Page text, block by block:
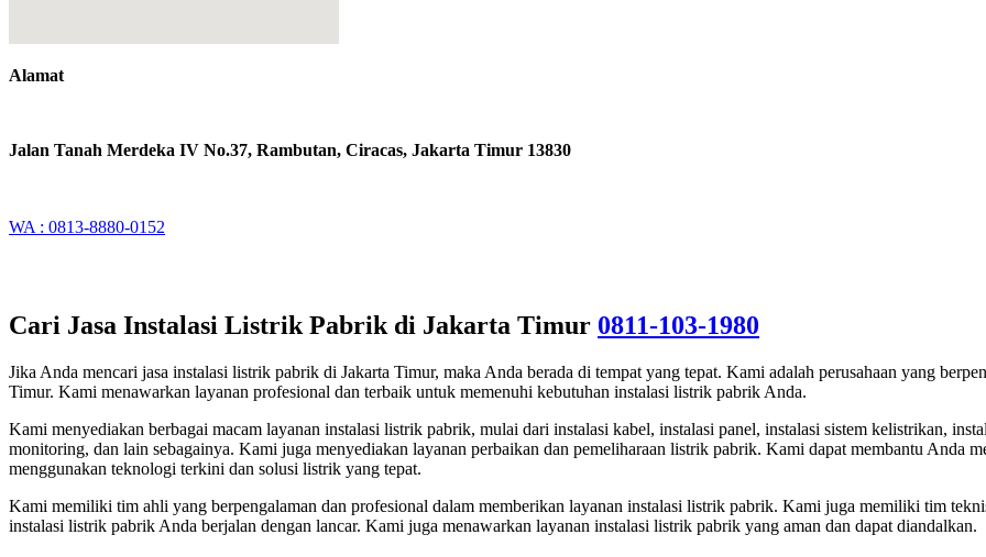
Alamat
Jalan Tanah Merdeka IV No.37, Rambutan, Ciracas, Jakarta Timur 13830
WA : 0813-8880-0152
Cari Jasa Instalasi Listrik Pabrik di Jakarta Timur 0811-103-1980
Jika Anda mencari jasa instalasi listrik pabrik di Jakarta Timur, maka Anda berada di tempat yang tepat. Kami adalah perusahaan yang
Timur. Kami menawarkan layanan profesional dan terbaik untuk memenuhi kebutuhan instalasi listrik pabrik Anda.
Kami menyediakan berbagai macam layanan instalasi listrik pabrik, mulai dari instalasi kabel, instalasi panel, instalasi sistem kelistrikan,
monitoring, dan lain sebagainya. Kami juga menyediakan layanan perbaikan dan pemeliharaan listrik pabrik. Kami dapat membantu Anda
menggunakan teknologi terkini dan solusi listrik yang tepat.
Kami memiliki tim ahli yang berpengalaman dan profesional dalam memberikan layanan instalasi listrik pabrik. Kami juga memiliki tim
instalasi listrik pabrik Anda berjalan dengan lancar. Kami juga menawarkan layanan instalasi listrik pabrik yang aman dan dapat diandalkan.